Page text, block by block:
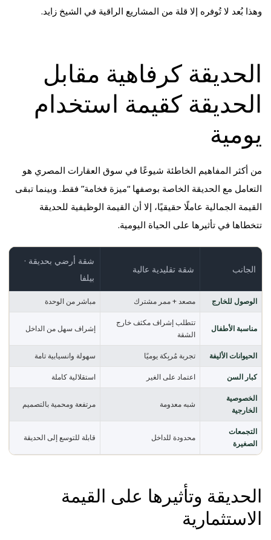
وهذا بُعد لا تُوفره إلا قلة من المشاريع الراقية في الشيخ زايد.
الحديقة كرفاهية مقابل
الحديقة كقيمة استخدام
يومية
من أكثر المفاهيم الخاطئة شيوعًا في سوق العقارات المصري هو
التعامل مع الحديقة الخاصة بوصفها “ميزة فخامة” فقط. وبينما تبقى
القيمة الجمالية عاملًا حقيقيًا، إلا أن القيمة الوظيفية للحديقة
تتخطاها في تأثيرها على الحياة اليومية.
الجانب شقة تقليدية عالية
شقة أرضي بحديقة ·
بيلفا
الوصول للخارج مصعد + ممر مشترك مباشر من الوحدة
مناسبة الأطفال
تتطلب إشراف مكثف خارج
الشقة
إشراف سهل من الداخل
الحيوانات الأليفة تجربة مُربِكة يوميًا سهولة وانسيابية تامة
كبار السن اعتماد على الغير استقلالية كاملة
الخصوصية
الخارجية
شبه معدومة مرتفعة ومحمية بالتصميم
التجمعات
الصغيرة
محدودة للداخل قابلة للتوسع إلى الحديقة
الحديقة وتأثيرها على القيمة
الاستثمارية